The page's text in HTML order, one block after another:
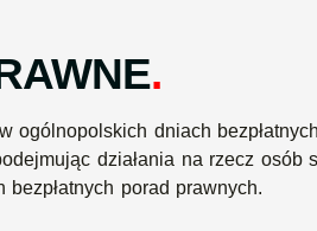
.
dniach
działania na rzecz osób
porad prawnych.